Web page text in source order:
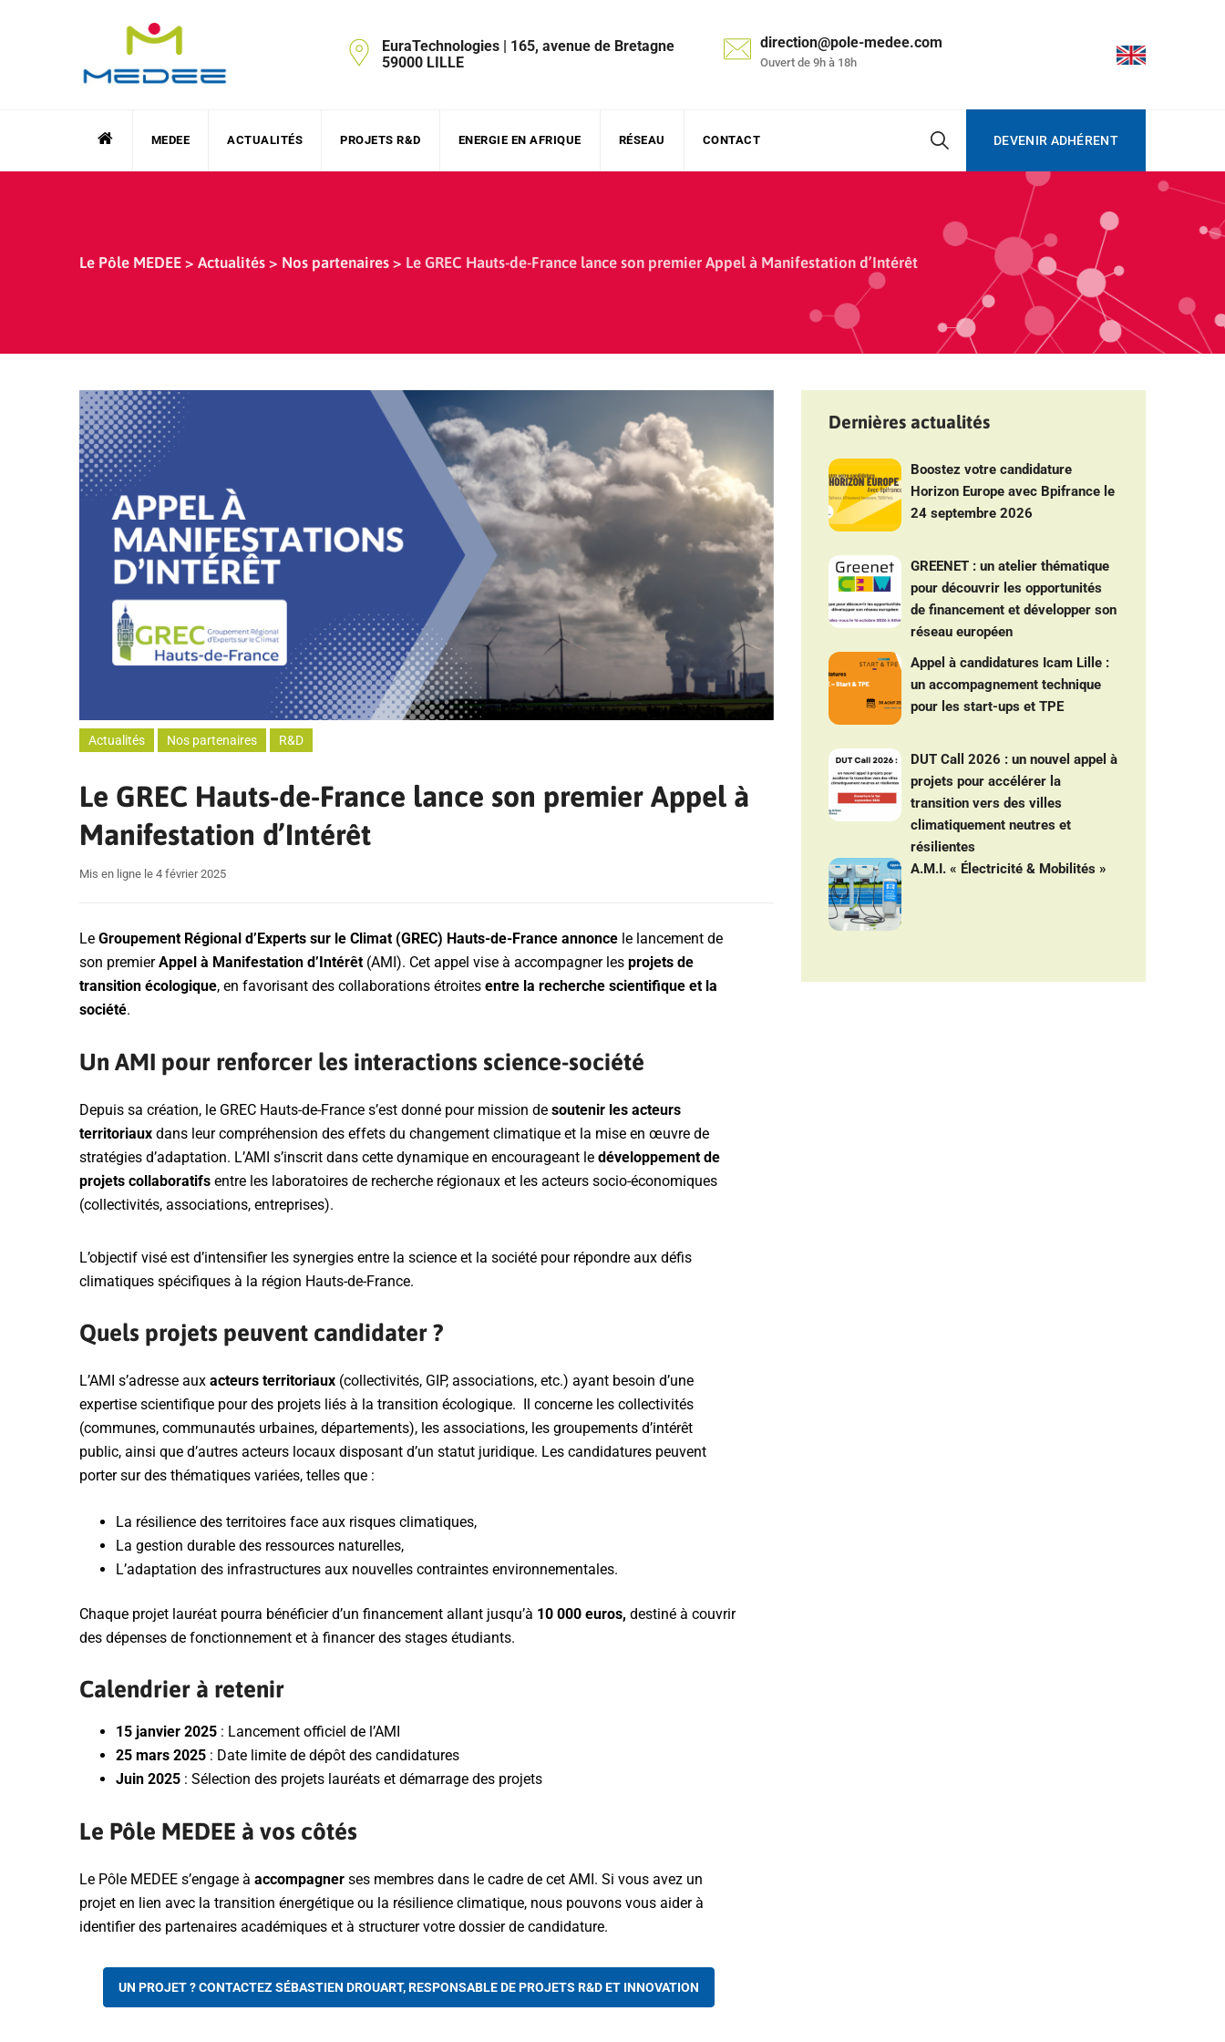
EuraTechnologies | 165, avenue de Bretagne
59000 LILLE
direction@pole-medee.com
Ouvert de 9h à 18h
MEDEE ACTUALITÉS PROJETS R&D ENERGIE EN AFRIQUE RÉSEAU CONTACT DEVENIR ADHÉRENT
Le Pôle MEDEE > Actualités > Nos partenaires > Le GREC Hauts-de-France lance son premier Appel à Manifestation d’Intérêt
Actualités Nos partenaires R&D
Le GREC Hauts-de-France lance son premier Appel à
Manifestation d’Intérêt
Mis en ligne le 4 février 2025
Le Groupement Régional d’Experts sur le Climat (GREC) Hauts-de-France annonce le lancement de
son premierAppel à Manifestation d’Intérêt (AMI). Cet appel vise à accompagner les projets de
transition écologique, en favorisant des collaborations étroites entre la recherche scientifique et la
société.
Un AMI pour renforcer les interactions science-société
Depuis sa création, le GREC Hauts-de-France s’est donné pour mission de soutenir les acteurs
territoriaux dans leur compréhension des effets du changement climatique et la mise en œuvre de
stratégies d’adaptation. L’AMI s’inscrit dans cette dynamique en encourageant le développement de
projets collaboratifs entre les laboratoires de recherche régionaux et les acteurs socio-économiques
(collectivités, associations, entreprises).
L’objectif visé est d’intensifier les synergies entre la science et la société pour répondre aux défis
climatiques spécifiques à la région Hauts-de-France.
Quels projets peuvent candidater ?
L’AMI s’adresse aux acteurs territoriaux (collectivités, GIP, associations, etc.) ayant besoin d’une
expertise scientifique pour des projets liés à la transition écologique. Il concerne les collectivités
(communes, communautés urbaines, départements), les associations, les groupements d’intérêt
public, ainsi que d’autres acteurs locaux disposant d’un statut juridique. Les candidatures peuvent
porter sur des thématiques variées, telles que :
La résilience des territoires face aux risques climatiques,
La gestion durable des ressources naturelles,
L’adaptation des infrastructures aux nouvelles contraintes environnementales.
Chaque projet lauréat pourra bénéficier d’un financement allant jusqu’à 10 000 euros, destiné à couvrir
des dépenses de fonctionnement et à financer des stages étudiants.
Calendrier à retenir
15 janvier 2025 : Lancement officiel de l’AMI
25 mars 2025 : Date limite de dépôt des candidatures
Juin 2025 : Sélection des projets lauréats et démarrage des projets
Le Pôle MEDEE à vos côtés
Le Pôle MEDEE s’engage à accompagner ses membres dans le cadre de cet AMI. Si vous avez un
projet en lien avec la transition énergétique ou la résilience climatique, nous pouvons vous aider à
identifier des partenaires académiques et à structurer votre dossier de candidature.
UN PROJET ? CONTACTEZ SÉBASTIEN DROUART, RESPONSABLE DE PROJETS R&D ET INNOVATION
Dernières actualités
Boostez votre candidature
Horizon Europe avec Bpifrance le
24 septembre 2026
GREENET : un atelier thématique
pour découvrir les opportunités
de financement et développer son
réseau européen
Appel à candidatures Icam Lille :
un accompagnement technique
pour les start-ups et TPE
DUT Call 2026 : un nouvel appel à
projets pour accélérer la
transition vers des villes
climatiquement neutres et
résilientes
A.M.I. « Électricité & Mobilités »